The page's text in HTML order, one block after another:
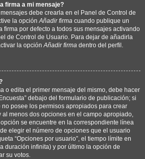
firma a mi mensaje?
debe crearla en el Panel de Control de
la opción Añadir firma cuando publique un
firma por defecto a todos sus mensajes activando
de Control de Usuario. Para dejar de añadirla
la opción Añadir firma dentro del perfil.
o edita el primer mensaje del mismo, debe hacer
debajo del formulario de publicación; si
posee los permisos apropiados para crear
al menos dos opciones en el campo apropiado,
se encuentre en la correspondiente línea
elegir el número de opciones que el usuario
“Opciones por usuario”, el tiempo límite en
duración infinita) y por último la opción de
su votos.